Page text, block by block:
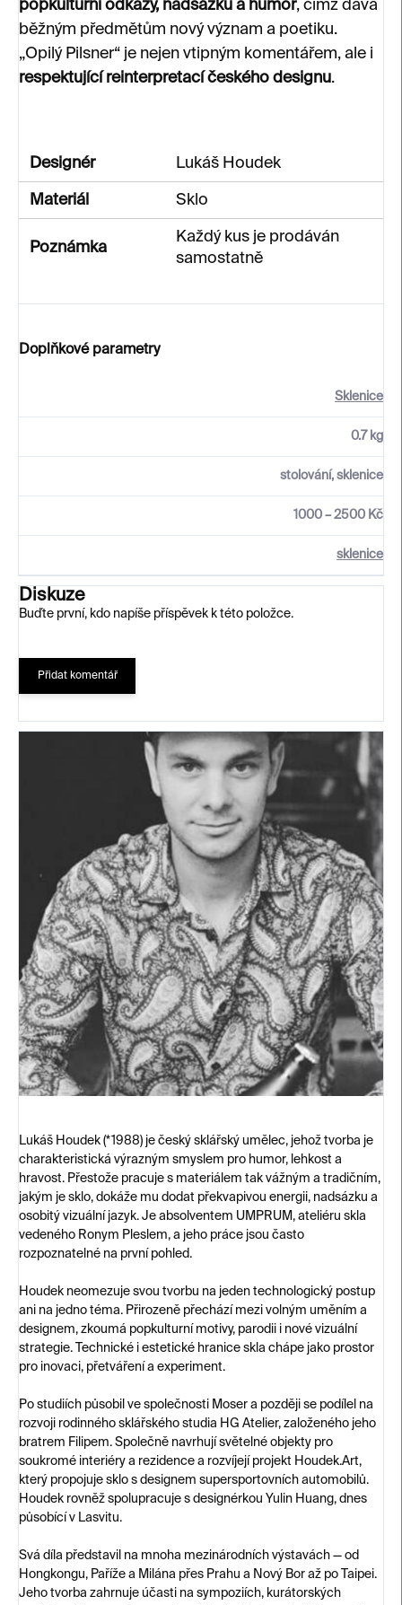
popkulturní odkazy, nadsázku a humor, čímž dává
běžným předmětům nový význam a poetiku.
„Opilý Pilsner“ je nejen vtipným komentářem, ale i
respektující reinterpretací českého designu.
Designér Lukáš Houdek
Materiál Sklo
Poznámka
Každý kus je prodáván
samostatně
Doplňkové parametry
Sklenice
0.7 kg
stolování, sklenice
1000 – 2500 Kč
sklenice
Diskuze
Buďte první, kdo napíše příspěvek k této položce.
Přidat komentář
Lukáš Houdek (*1988) je český sklářský umělec, jehož tvorba je
charakteristická výrazným smyslem pro humor, lehkost a
hravost. Přestože pracuje s materiálem tak vážným a tradičním,
jakým je sklo, dokáže mu dodat překvapivou energii, nadsázku a
osobitý vizuální jazyk. Je absolventem UMPRUM, ateliéru skla
vedeného Ronym Pleslem, a jeho práce jsou často
rozpoznatelné na první pohled.
Houdek neomezuje svou tvorbu na jeden technologický postup
ani na jedno téma. Přirozeně přechází mezi volným uměním a
designem, zkoumá popkulturní motivy, parodii i nové vizuální
strategie. Technické i estetické hranice skla chápe jako prostor
pro inovaci, přetváření a experiment.
Po studiích působil ve společnosti Moser a později se podílel na
rozvoji rodinného sklářského studia HG Atelier, založeného jeho
bratrem Filipem. Společně navrhují světelné objekty pro
soukromé interiéry a rezidence a rozvíjejí projekt Houdek.Art,
který propojuje sklo s designem supersportovních automobilů.
Houdek rovněž spolupracuje s designérkou Yulin Huang, dnes
působící v Lasvitu.
Svá díla představil na mnoha mezinárodních výstavách — od
Hongkongu, Paříže a Milána přes Prahu a Nový Bor až po Taipei.
Jeho tvorba zahrnuje účasti na sympoziích, kurátorských